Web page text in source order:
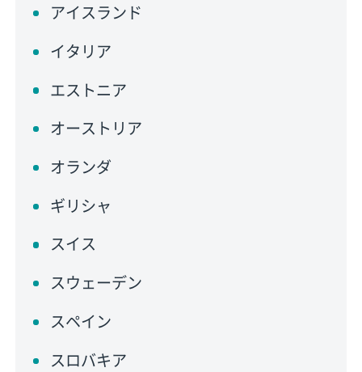
アイスランド
イタリア
エストニア
オーストリア
オランダ
ギリシャ
スイス
スウェーデン
スペイン
スロバキア